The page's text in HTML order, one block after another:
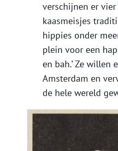
verschijnen er
kaasmeisjes
hippies onder
plein voor een
en bah.’ Ze
Amsterdam en
de hele wereld